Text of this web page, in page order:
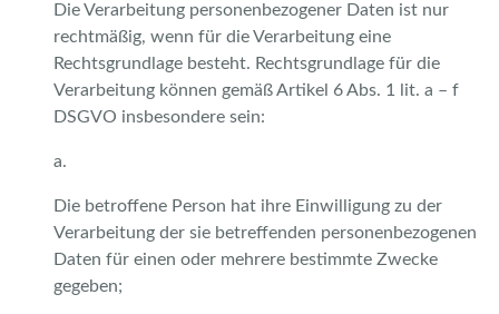
Die Verarbeitung personenbezogener Daten ist nur
rechtmäßig, wenn für die Verarbeitung eine
Rechtsgrundlage besteht. Rechtsgrundlage für die
Verarbeitung können gemäß Artikel 6 Abs. 1 lit. a – f
DSGVO insbesondere sein:
a.
Die betroffene Person hat ihre Einwilligung zu der
Verarbeitung der sie betreffenden personenbezogenen
Daten für einen oder mehrere bestimmte Zwecke
gegeben;